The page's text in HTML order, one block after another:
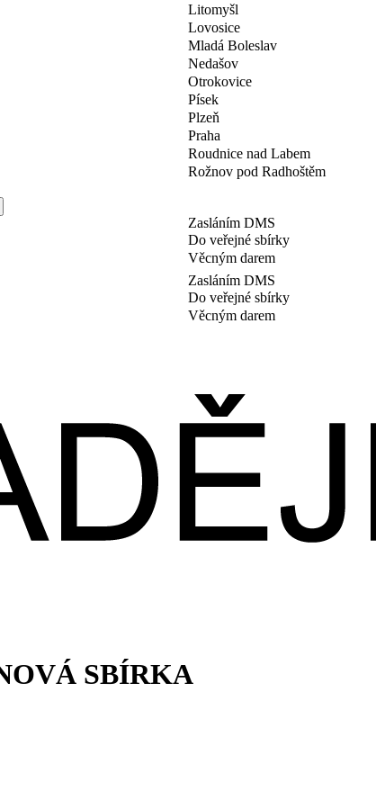
Litomyšl
Lovosice
Mladá Boleslav
Nedašov
Otrokovice
Písek
Plzeň
Praha
Roudnice nad Labem
Rožnov pod Radhoštěm
Zasláním DMS
Do veřejné sbírky
Věcným darem
Zasláním DMS
Do veřejné sbírky
Věcným darem
SBÍRKA